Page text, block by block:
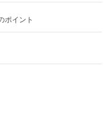
ポイント